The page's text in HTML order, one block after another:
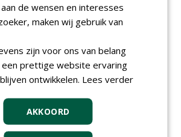
bijdragen aan uniform
aanbesteden van duurzame
kunstgrasvelden
woensdag 23 september 2026
t/m dinsdag 29 september 2026
Nationale Grasdag strijkt
neer in MAC³PARK Stadion
van PEC Zwolle
woensdag 18 november 2026
de wensen en interesses
maken wij gebruik van
zijn voor ons van belang
een prettige website ervaring
ontwikkelen. Lees verder
AKKOORD